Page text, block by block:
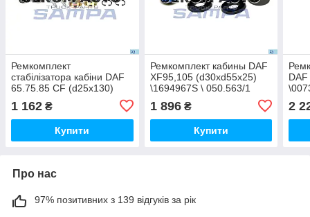
Ремкомплект
стабілізатора кабіни DAF
65.75.85 CF (d25x130)
1 162 ₴
Купити
Ремкомплект кабины DAF
XF95,105 (d30xd55x25)
\1694967S \ 050.563/1
1 896₴
Купити
2
Про нас
97% позитивних з 139 відгуків за рік